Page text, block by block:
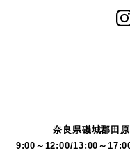
奈良県磯城郡田
9:00～12:00/13:00～